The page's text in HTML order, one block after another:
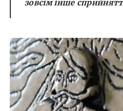
зовсім інше